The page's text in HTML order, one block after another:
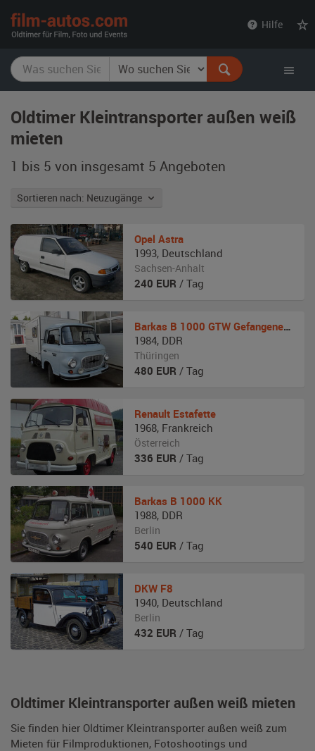
Hilfe
Oldtimer Kleintransporter außen weiß
mieten
1 bis 5 von insgesamt 5 Angeboten
Sortieren nach: Neuzugänge
Oldtimer Kleintransporter außen weiß mieten
Sie finden hier Oldtimer Kleintransporter außen weiß zum
Mieten für Filmproduktionen, Fotoshootings und
Opel Astra
1993, Deutschland
Sachsen-Anhalt
240 EUR / Tag
Barkas B 1000 GTW Gefangenentransporter
1984, DDR
Thüringen
480 EUR / Tag
Renault Estafette
1968, Frankreich
Österreich
336 EUR / Tag
Barkas B 1000 KK
1988, DDR
Berlin
540 EUR / Tag
DKW F8
1940, Deutschland
Berlin
432 EUR / Tag